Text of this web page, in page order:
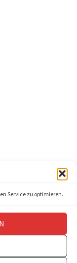
Service zu optimieren.
aktuell.